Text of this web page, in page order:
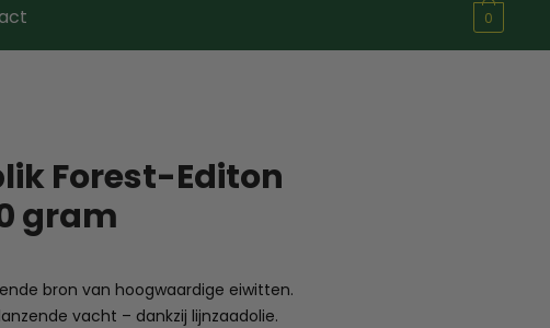
0
Forest-Editon
gram
bron van hoogwaardige eiwitten.
vacht – dankzij lijnzaadolie.